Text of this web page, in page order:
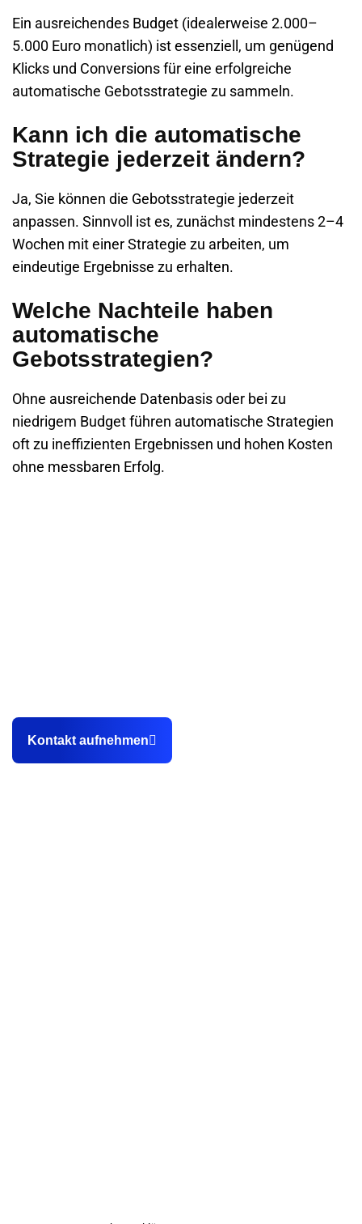
Ein ausreichendes Budget (idealerweise 2.000–
5.000 Euro monatlich) ist essenziell, um genügend
Klicks und Conversions für eine erfolgreiche
automatische Gebotsstrategie zu sammeln.
Kann ich die automatische
Strategie jederzeit ändern?
Ja, Sie können die Gebotsstrategie jederzeit
anpassen. Sinnvoll ist es, zunächst mindestens 2–4
Wochen mit einer Strategie zu arbeiten, um
eindeutige Ergebnisse zu erhalten.
Welche Nachteile haben
automatische
Gebotsstrategien?
Ohne ausreichende Datenbasis oder bei zu
niedrigem Budget führen automatische Strategien
oft zu ineffizienten Ergebnissen und hohen Kosten
ohne messbaren Erfolg.
Kontakt aufnehmen